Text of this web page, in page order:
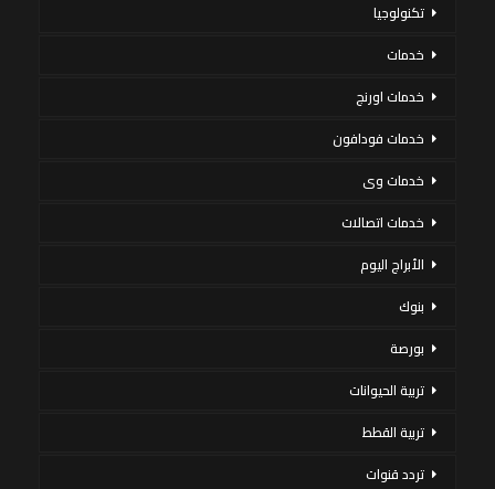
تكنولوجيا
خدمات
خدمات اورنج
خدمات فودافون
خدمات وى
خدمات اتصالات
الأبراج اليوم
بنوك
بورصة
تربية الحيوانات
تربية القطط
تردد قنوات